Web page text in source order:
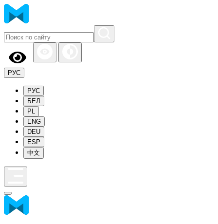
РУС
РУС
БЕЛ
PL
ENG
DEU
ESP
中文